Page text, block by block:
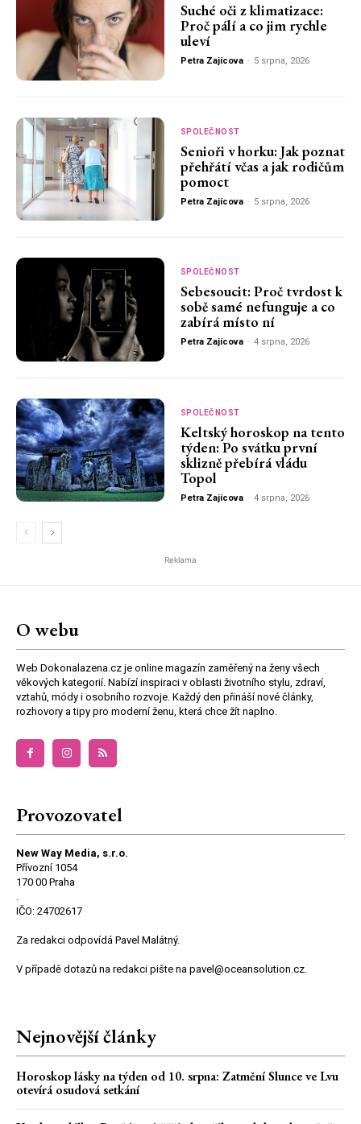
Suché oči z klimatizace:
Proč pálí a co jim rychle
uleví
Petra Zajícova - 5 srpna, 2026
SPOLEČNOST
Senioři v horku: Jak poznat
přehřátí včas a jak rodičům
pomoct
Petra Zajícova - 5 srpna, 2026
SPOLEČNOST
Sebesoucit: Proč tvrdost k
sobě samé nefunguje a co
zabírá místo ní
Petra Zajícova - 4 srpna, 2026
SPOLEČNOST
Keltský horoskop na tento
týden: Po svátku první
sklizně přebírá vládu
Topol
Petra Zajícova - 4 srpna, 2026
Reklama
O webu
Web Dokonalazena.cz je online magazín zaměřený na ženy všech
věkových kategorií. Nabízí inspiraci v oblasti životního stylu, zdraví,
vztahů, módy i osobního rozvoje. Každý den přináší nové články,
rozhovory a tipy pro moderní ženu, která chce žít naplno.
Provozovatel
New Way Media, s.r.o.
Přívozní 1054
170 00 Praha
.
IČO: 24702617
Za redakci odpovídá Pavel Malátný.
V případě dotazů na redakci pište na pavel@oceansolution.cz.
Nejnovější články
Horoskop lásky na týden od 10. srpna: Zatmění Slunce ve Lvu
otevírá osudová setkání